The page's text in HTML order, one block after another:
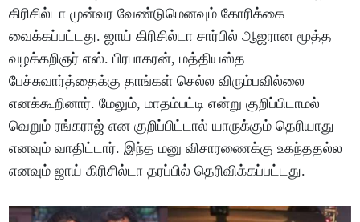
கிரிசில்டா முன்வர வேண்டுமெனவும் கோரிக்கை
வைக்கப்பட்டது. ஜாய் கிரிசில்டா சார்பில் ஆஜரான மூத்த
வழக்கறிஞர் எஸ். பிரபாகரன், மத்தியஸ்த
பேச்சுவார்த்தைக்கு தாங்கள் செல்ல விரும்பவில்லை
எனக்கூறினார். மேலும், மாதம்பட்டி என்று குறிப்பிடாமல்
வெறும் ரங்கராஜ் என குறிப்பிட்டால் யாருக்கும் தெரியாது
எனவும் வாதிட்டார். இந்த மனு விசாரணைக்கு உகந்ததல்ல
எனவும் ஜாய் கிரிசில்டா தரப்பில் தெரிவிக்கப்பட்டது.